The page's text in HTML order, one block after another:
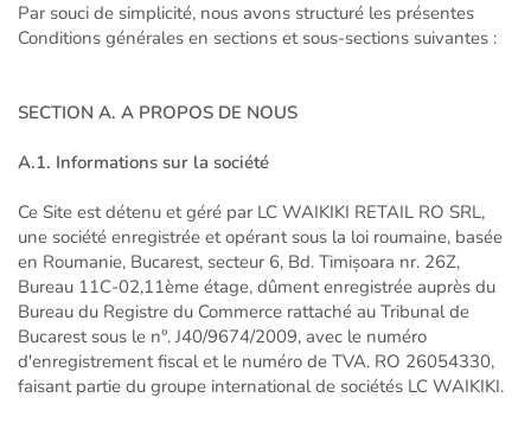
Par souci de simplicité, nous avons structuré les présentes
Conditions générales en sections et sous-sections suivantes :
SECTION A. A PROPOS DE NOUS
A.1. Informations sur la société
Ce Site est détenu et géré par LC WAIKIKI RETAIL RO SRL,
une société enregistrée et opérant sous la loi roumaine, basée
en Roumanie, Bucarest, secteur 6, Bd. Timișoara nr. 26Z,
Bureau 11C-02,11ème étage, dûment enregistrée auprès du
Bureau du Registre du Commerce rattaché au Tribunal de
Bucarest sous le n°. J40/9674/2009, avec le numéro
d'enregistrement fiscal et le numéro de TVA. RO 26054330,
faisant partie du groupe international de sociétés LC WAIKIKI.